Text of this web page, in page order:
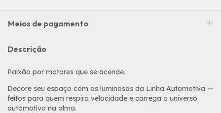
Meios de pagamento
Descrição
Paixão por motores que se acende.
Decore seu espaço com os luminosos da Linha Automotiva —
feitos para quem respira velocidade e carrega o universo
automotivo na alma.